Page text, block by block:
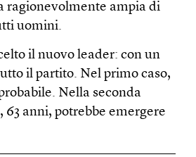
ragionevolmente ampia di
uomini.
il nuovo leader: con un
il partito. Nel primo caso,
Nella seconda
63 anni, potrebbe emergere